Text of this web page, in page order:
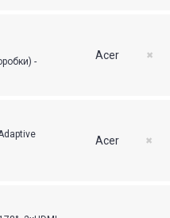
-
Acer ✖
Acer ✖